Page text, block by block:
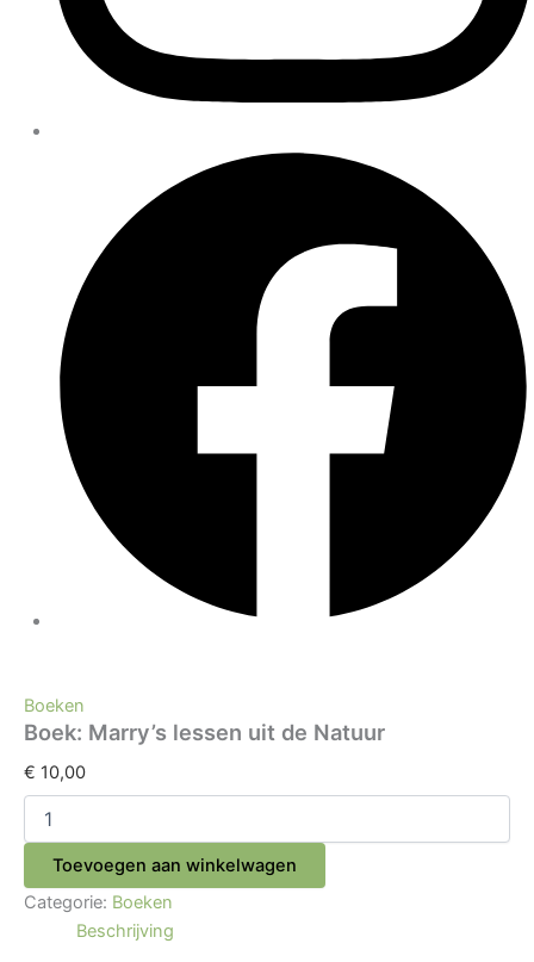
Boeken
Boek: Marry’s lessen uit de Natuur
€ 10,00
Toevoegen aan winkelwagen
Categorie: Boeken
Beschrijving